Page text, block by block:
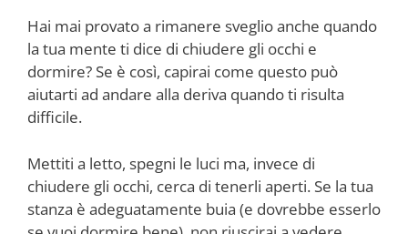
Hai mai provato a rimanere sveglio anche quando
la tua mente ti dice di chiudere gli occhi e
dormire? Se è così, capirai come questo può
aiutarti ad andare alla deriva quando ti risulta
difficile.
Mettiti a letto, spegni le luci ma, invece di
chiudere gli occhi, cerca di tenerli aperti. Se la tua
stanza è adeguatamente buia (e dovrebbe esserlo